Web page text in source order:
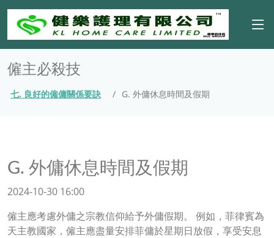
僱主必殺技
七. 良好的僱傭關係要訣 G. 外傭休息時間及假期
G. 外傭休息時間及假期
2024-10-30 16:00
僱主應考慮外傭之宗教信仰給予外傭假期。 例如，菲律賓為
天主教國家，僱主應盡量安排菲傭於星期日放假，享受安息